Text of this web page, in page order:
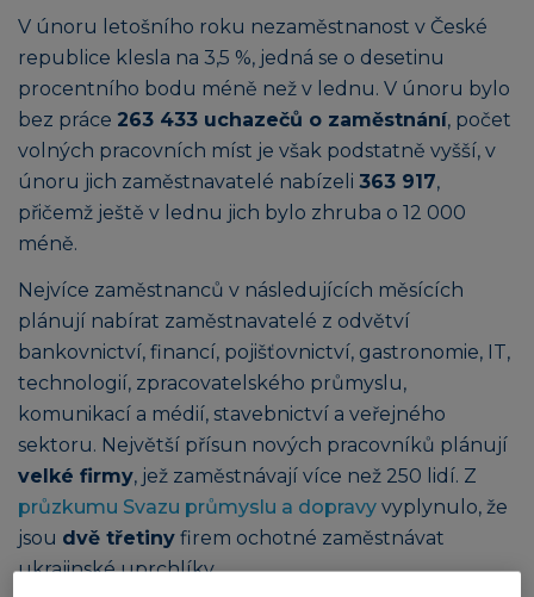
V únoru letošního roku nezaměstnanost v České
republice klesla na 3,5 %, jedná se o desetinu
procentního bodu méně než v lednu. V únoru bylo
bez práce 263 433 uchazečů o zaměstnání, počet
volných pracovních míst je však podstatně vyšší, v
únoru jich zaměstnavatelé nabízeli 363 917,
přičemž ještě v lednu jich bylo zhruba o 12 000
méně.
Nejvíce zaměstnanců v následujících měsících
plánují nabírat zaměstnavatelé z odvětví
bankovnictví, financí, pojišťovnictví, gastronomie, IT,
technologií, zpracovatelského průmyslu,
komunikací a médií, stavebnictví a veřejného
sektoru. Největší přísun nových pracovníků plánují
velké firmy, jež zaměstnávají více než 250 lidí. Z
průzkumu Svazu průmyslu a dopravy vyplynulo, že
jsou dvě třetiny firem ochotné zaměstnávat
ukrajinské uprchlíky.